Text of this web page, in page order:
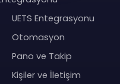
UETS Entegrasyonu
Otomasyon
Pano ve Takip
Kişiler ve İletişim